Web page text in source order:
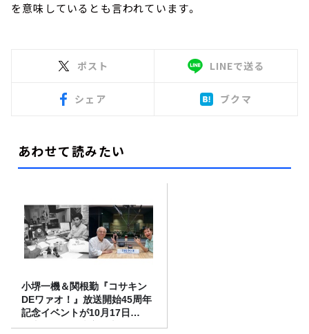
を意味しているとも言われています。
ポスト LINEで送る
シェア ブクマ
あわせて読みたい
小堺一機＆関根勤『コサキン
DEワァオ！』放送開始45周年
記念イベントが10月17日
（土）に開催決定！本日より